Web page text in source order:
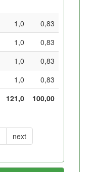
1,0
0,83
1,0
0,83
1,0
0,83
1,0
0,83
121,0
100,00
next